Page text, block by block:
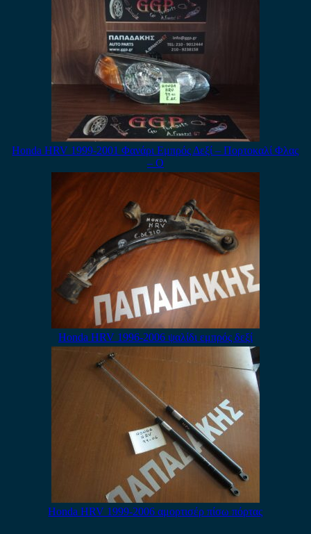
Honda HRV 1999-2001 Φανάρι Εμπρός Δεξί – Πορτοκαλί Φλας
– Ο
Honda HRV 1996-2006 ψαλίδι εμπρός δεξί
Honda HRV 1999-2006 αμορτισέρ πίσω πόρτας